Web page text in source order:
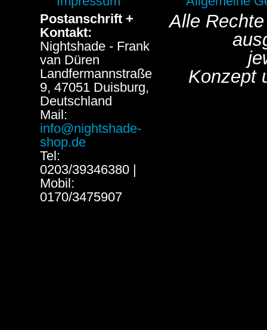
Postanschrift +
Kontakt:
Nightshade - Frank
van Düren
Landfermannstraße
9, 47051 Duisburg,
Deutschland
Mail:
info@nightshade-
shop.de
Tel:
0203/39346380 |
Mobil:
0170/3475907
Alle
Konzept